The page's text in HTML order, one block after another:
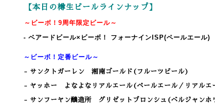
【本日の樽生ビールラインナップ】
～ビーボ！ 9周年限定ビール～
- ベアードビール×ビーボ！ フォーナインISP(ペールエール)
～ビーボ！定番ビール～
- サンクトガーレン 湘南ゴールド(フルーツビール)
- ヤッホー よなよなリアルエール(ペールエール／リアルエ
- サンフーヤン醸造所 グリゼットブロンシュ(ベルジャンホ